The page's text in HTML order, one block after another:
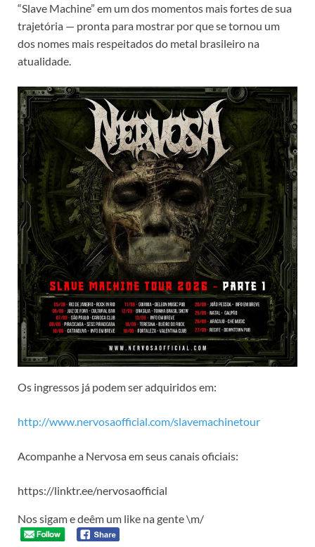
“Slave Machine” em um dos momentos mais fortes de sua
trajetória — pronta para mostrar por que se tornou um
dos nomes mais respeitados do metal brasileiro na
atualidade.
Os ingressos já podem ser adquiridos em:
http://www.nervosaofficial.com/slavemachinetour
Acompanhe a Nervosa em seus canais oficiais:
https://linktr.ee/nervosaofficial
Nos sigam e deêm um like na gente \m/